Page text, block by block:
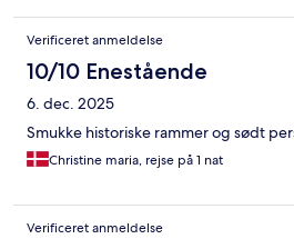
Verificeret anmeldelse
10/10 Enestående
6. dec. 2025
Smukke historiske rammer og sødt
Christine maria, rejse på 1 nat
Verificeret anmeldelse